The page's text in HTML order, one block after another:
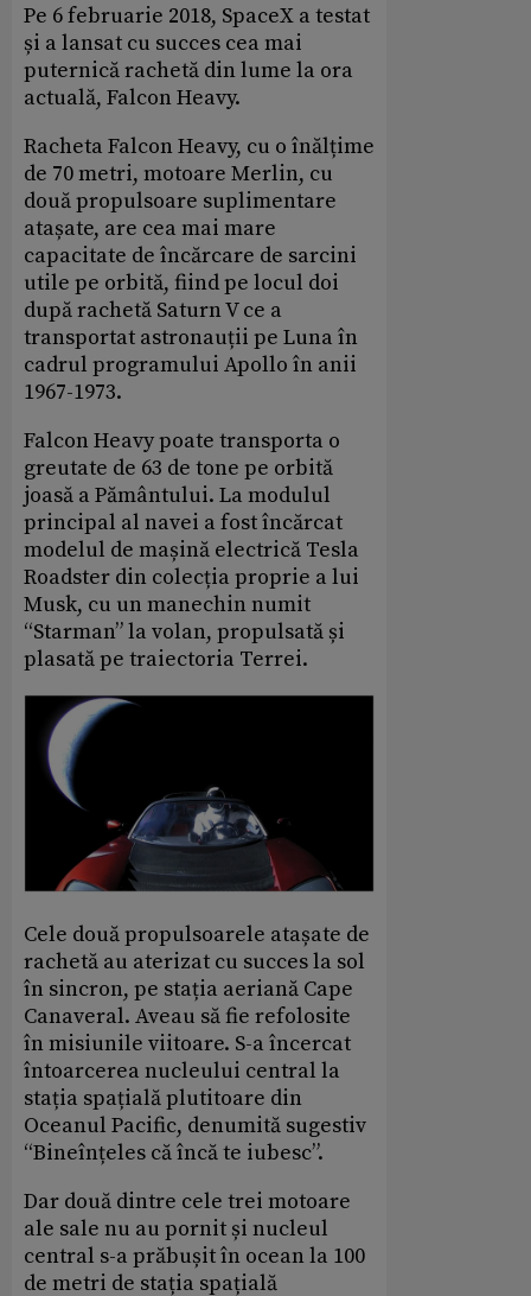
Pe 6 februarie 2018, SpaceX a testat
și a lansat cu succes cea mai
puternică rachetă din lume la ora
actuală, Falcon Heavy.
Racheta Falcon Heavy, cu o înălțime
de 70 metri, motoare Merlin, cu
două propulsoare suplimentare
atașate, are cea mai mare
capacitate de încărcare de sarcini
utile pe orbită, fiind pe locul doi
după rachetă Saturn V ce a
transportat astronauții pe Luna în
cadrul programului Apollo în anii
1967-1973.
Falcon Heavy poate transporta o
greutate de 63 de tone pe orbită
joasă a Pământului. La modulul
principal al navei a fost încărcat
modelul de mașină electrică Tesla
Roadster din colecția proprie a lui
Musk, cu un manechin numit
“Starman” la volan, propulsată și
plasată pe traiectoria Terrei.
Cele două propulsoarele atașate de
rachetă au aterizat cu succes la sol
în sincron, pe stația aeriană Cape
Canaveral. Aveau să fie refolosite
în misiunile viitoare. S-a încercat
întoarcerea nucleului central la
stația spațială plutitoare din
Oceanul Pacific, denumită sugestiv
“Bineînțeles că încă te iubesc”.
Dar două dintre cele trei motoare
ale sale nu au pornit și nucleul
central s-a prăbușit în ocean la 100
de metri de stația spațială